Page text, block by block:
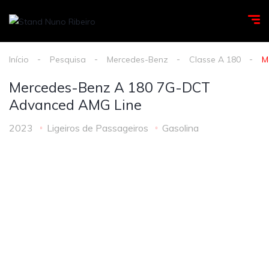
Início Pesquisa Mercedes-Benz Classe A 180
Mercedes-Benz A 180 7G-DCT
Advanced AMG Line
2023 Ligeiros de Passageiros Gasolina